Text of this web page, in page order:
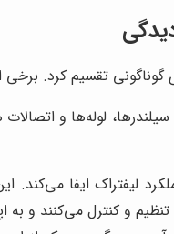
تقسیم کرد. برخی از
لوله‌ها و
ایفا می‌کند.
و کنترل می‌کنند و به